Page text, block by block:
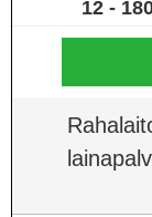
12 -